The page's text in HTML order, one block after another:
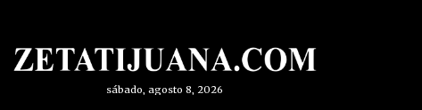
sábado, agosto 8, 2026